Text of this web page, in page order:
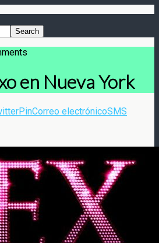
en Nueva York
PinCorreo electrónicoSMS